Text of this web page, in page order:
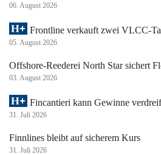
06. August 2026
Frontline verkauft zwei VLCC-
05. August 2026
Offshore-Reederei North Star sichert
03. August 2026
Fincantieri kann Gewinne
31. Juli 2026
Finnlines bleibt auf sicherem Kurs
31. Juli 2026